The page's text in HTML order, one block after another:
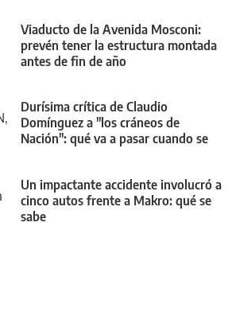
Viaducto de la Avenida Mosconi:
prevén tener la estructura montada
antes de fin de año
Durísima crítica de Claudio
Domínguez a "los cráneos de
Nación": qué va a pasar cuando se
Un impactante accidente involucró a
cinco autos frente a Makro: qué se
sabe